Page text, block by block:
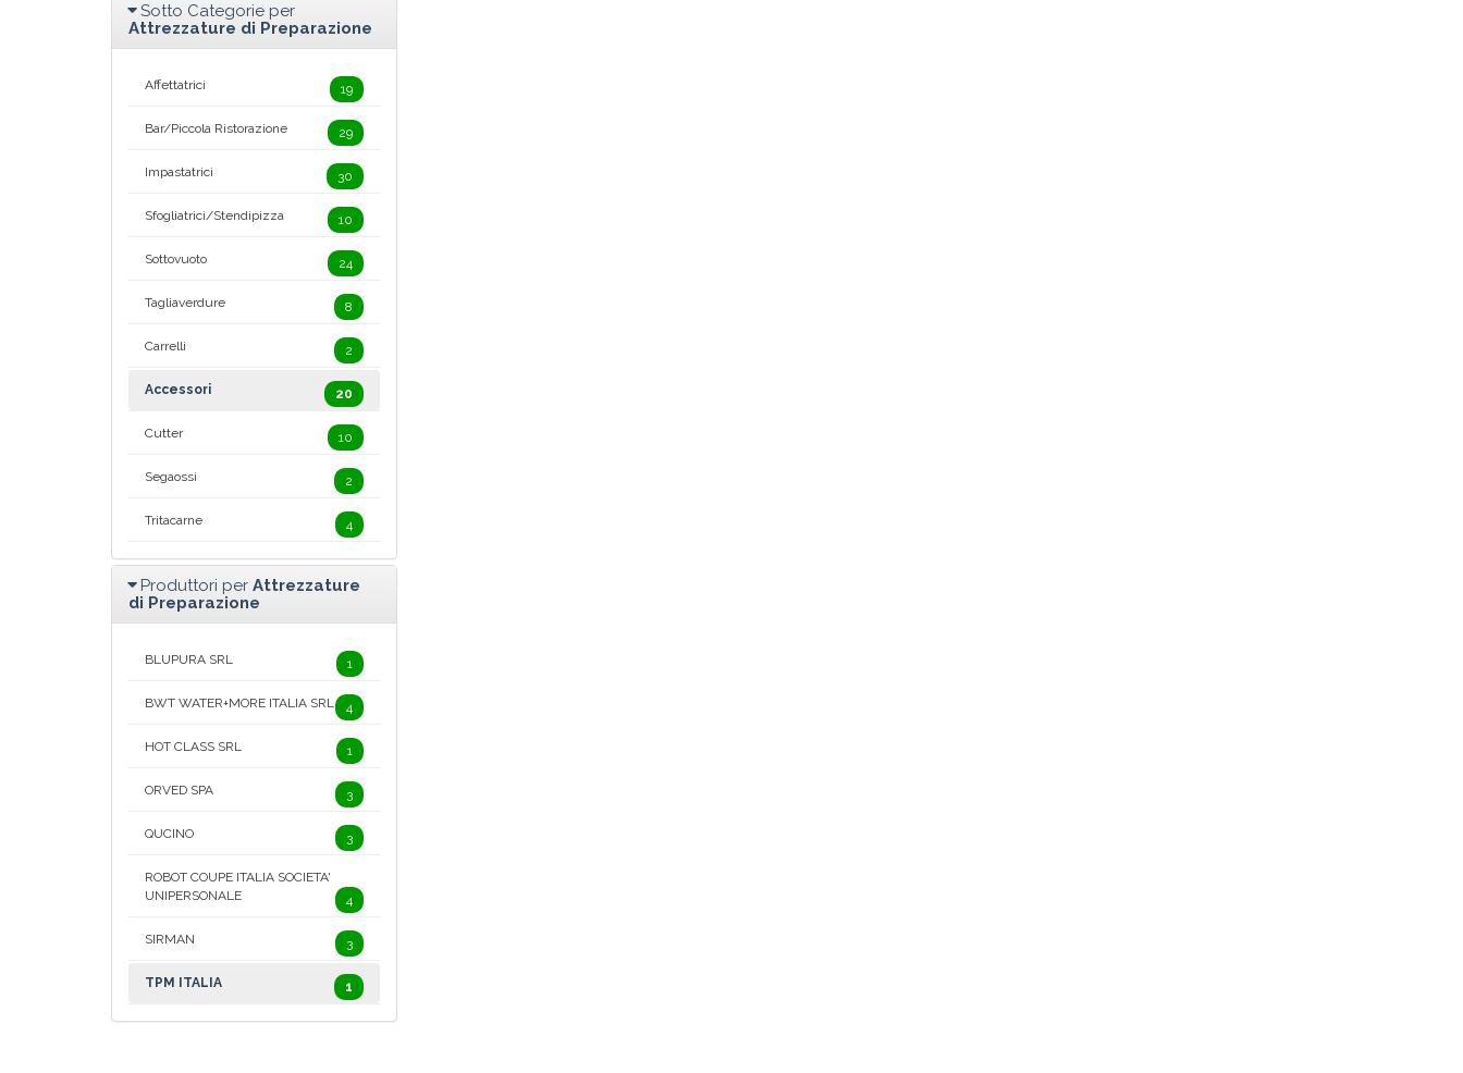
Sotto Categorie per
Attrezzature di Preparazione
Affettatrici 19
Bar/Piccola Ristorazione 29
Impastatrici 30
Sfogliatrici/Stendipizza 10
Sottovuoto 24
Tagliaverdure 8
Carrelli 2
Accessori 20
Cutter 10
Segaossi 2
Tritacarne 4
Produttori per Attrezzature
di Preparazione
BLUPURA SRL 1
BWT WATER+MORE ITALIA SRL 4
HOT CLASS SRL 1
ORVED SPA 3
QUCINO 3
ROBOT COUPE ITALIA SOCIETA'
UNIPERSONALE
4
SIRMAN 3
TPM ITALIA 1